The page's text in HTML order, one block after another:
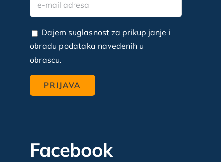
Dajem suglasnost za prikupljanje i
obradu podataka navedenih u
obrascu.
Facebook